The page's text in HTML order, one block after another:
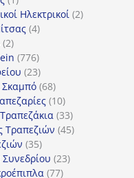
προϊόν
Ηλεκτρικοί 22
44
22
προϊόντα
776776
προϊόντα
2323
προϊόντα
Σκαμπό 6868
προϊόντα
1010
προϊόντα
3333
προϊόντα
Τραπεζιών 4545
3535
προϊόντα
2323
7777